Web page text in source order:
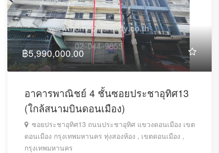
฿5,990,000.00
อาคารพาณิชย์ 4 ชั้นซอยประชาอุทิศ13
(ใกล้สนามบินดอนเมือง)
ซอยประชาอุทิศ13 ถนนประชาอุทิศ แขวงดอนเมือง เขต
ดอนเมือง กรุงเทพมหานคร ทุ่งสองห้อง , เขตดอนเมือง ,
กรุงเทพมหานคร